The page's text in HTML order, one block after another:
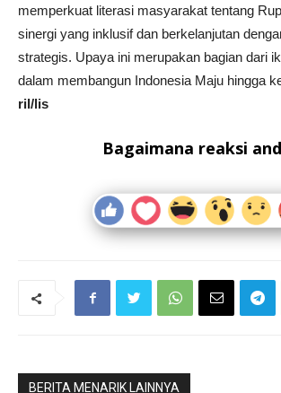
memperkuat literasi masyarakat tentang
sinergi yang inklusif dan berkelanjutan
strategis. Upaya ini merupakan bagian dari
dalam membangun Indonesia Maju hingga
ril/lis
Bagaimana reaksi
BERITA MENARIK LAINNYA